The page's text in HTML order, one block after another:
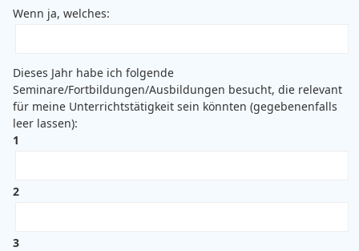
Wenn ja, welches:
Dieses Jahr habe ich folgende
Seminare/Fortbildungen/Ausbildungen besucht, die relevant
für meine Unterrichtstätigkeit sein könnten (gegebenenfalls
leer lassen):
1
2
3